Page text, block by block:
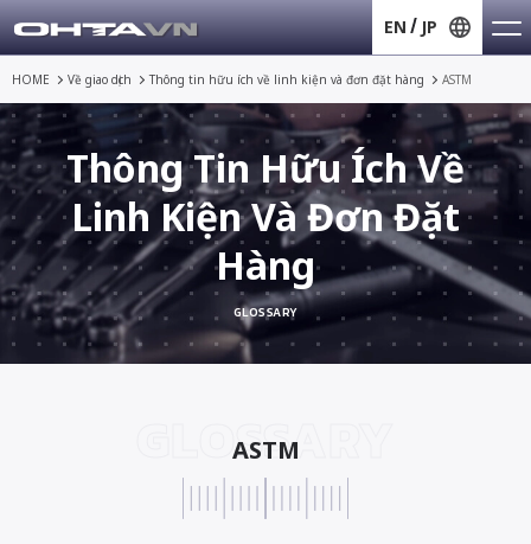
EN JP
HOME Về giao dịch Thông tin hữu ích về linh kiện và đơn đặt hàng ASTM
Thông Tin Hữu Ích Về
Linh Kiện Và Đơn Đặt
Hàng
GLOSSARY
GLOSSARY
ASTM